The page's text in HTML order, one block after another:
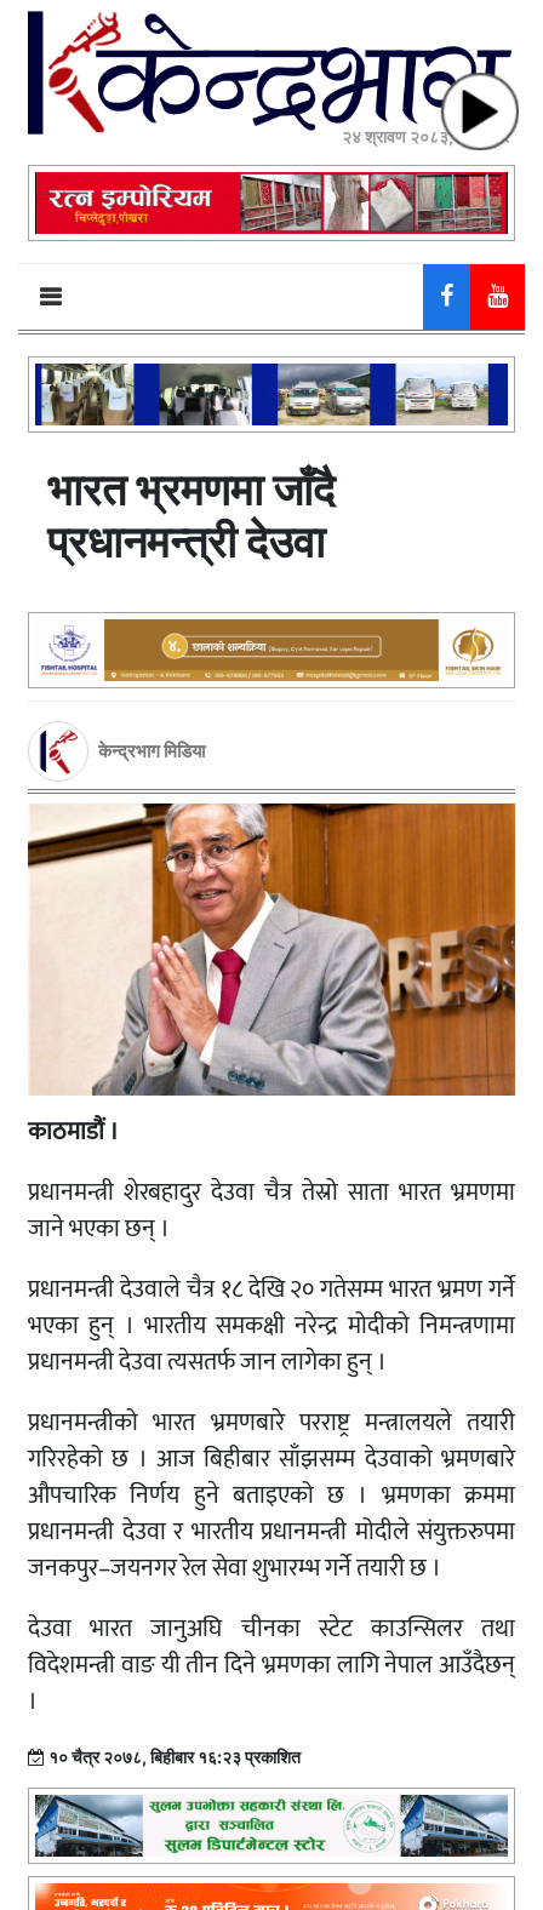
२४ श्रावण २०८३, आईतवार
भारत भ्रमणमा जाँदै
प्रधानमन्त्री देउवा
केन्द्रभाग मिडिया
काठमाडौं ।
प्रधानमन्त्री शेरबहादुर देउवा चैत्र तेस्रो साता भारत भ्रमणमा
जाने भएका छन् ।
प्रधानमन्त्री देउवाले चैत्र १८ देखि २० गतेसम्म भारत भ्रमण गर्ने
भएका हुन् । भारतीय समकक्षी नरेन्द्र मोदीको निमन्त्रणामा
प्रधानमन्त्री देउवा त्यसतर्फ जान लागेका हुन् ।
प्रधानमन्त्रीको भारत भ्रमणबारे परराष्ट्र मन्त्रालयले तयारी
गरिरहेको छ । आज बिहीबार साँझसम्म देउवाको भ्रमणबारे
औपचारिक निर्णय हुने बताइएको छ । भ्रमणका क्रममा
प्रधानमन्त्री देउवा र भारतीय प्रधानमन्त्री मोदीले संयुक्तरुपमा
जनकपुर–जयनगर रेल सेवा शुभारम्भ गर्ने तयारी छ ।
देउवा भारत जानुअघि चीनका स्टेट काउन्सिलर तथा
विदेशमन्त्री वाङ यी तीन दिने भ्रमणका लागि नेपाल आउँदैछन्
।
१० चैत्र २०७८, बिहीबार १६:२३ प्रकाशित